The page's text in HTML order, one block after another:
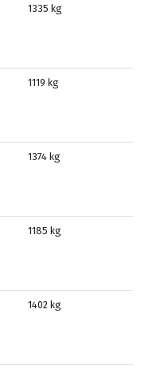
1335 kg
1119 kg
1374 kg
1185 kg
1402 kg